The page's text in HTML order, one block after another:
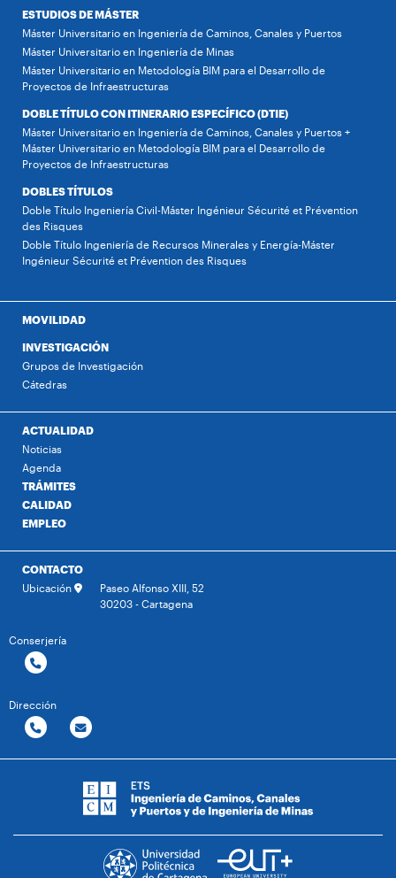
ESTUDIOS DE MÁSTER
Máster Universitario en Ingeniería de Caminos, Canales y Puertos
Máster Universitario en Ingeniería de Minas
Máster Universitario en Metodología BIM para el Desarrollo de
Proyectos de Infraestructuras
DOBLE TÍTULO CON ITINERARIO ESPECÍFICO (DTIE)
Máster Universitario en Ingeniería de Caminos, Canales y Puertos +
Máster Universitario en Metodología BIM para el Desarrollo de
Proyectos de Infraestructuras
DOBLES TÍTULOS
Doble Título Ingeniería Civil-Máster Ingénieur Sécurité et Prévention
des Risques
Doble Título Ingeniería de Recursos Minerales y Energía-Máster
Ingénieur Sécurité et Prévention des Risques
MOVILIDAD
INVESTIGACIÓN
Grupos de Investigación
Cátedras
ACTUALIDAD
Noticias
Agenda
TRÁMITES
CALIDAD
EMPLEO
CONTACTO
Ubicación
Paseo Alfonso XIII, 52
30203 - Cartagena
Conserjería
Dirección